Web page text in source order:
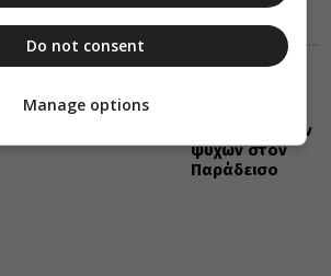
Η πρόοδος των
ψυχών στον
Παράδεισο
Do not consent
Manage options